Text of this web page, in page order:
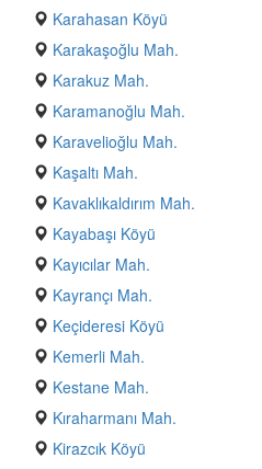
Karahasan Köyü
Karakaşoğlu Mah.
Karakuz Mah.
Karamanoğlu Mah.
Karavelioğlu Mah.
Kaşaltı Mah.
Kavaklıkaldırım Mah.
Kayabaşı Köyü
Kayıcılar Mah.
Kayrançı Mah.
Keçideresi Köyü
Kemerli Mah.
Kestane Mah.
Kıraharmanı Mah.
Kirazcık Köyü